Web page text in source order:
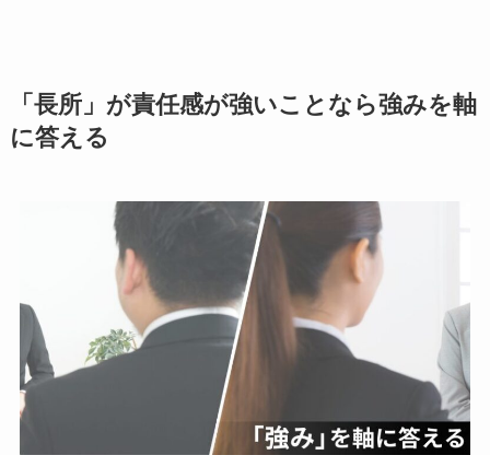
「長所」が責任感が強いことなら強みを軸
に答える